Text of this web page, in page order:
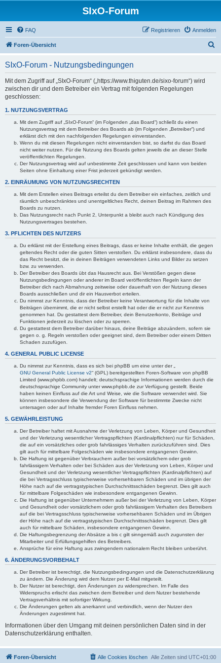
SIxO-Forum
FAQ Anmelden
Registrieren
Foren-Übersicht
SIxO-Forum - Nutzungsbedingungen
Mit dem Zugriff auf „SIxO-Forum“ („https://www.thiguten.de/sixo-forum“) wird
zwischen dir und dem Betreiber ein Vertrag mit folgenden Regelungen
geschlossen:
1. NUTZUNGSVERTRAG
Mit dem Zugriff auf „SIxO-Forum“ (im Folgenden „das Board“) schließt du einen
Nutzungsvertrag mit dem Betreiber des Boards ab (im Folgenden „Betreiber“) und
erklärst dich mit den nachfolgenden Regelungen einverstanden.
Wenn du mit diesen Regelungen nicht einverstanden bist, so darfst du das Board
nicht weiter nutzen. Für die Nutzung des Boards gelten jeweils die an dieser Stelle
veröffentlichten Regelungen.
Der Nutzungsvertrag wird auf unbestimmte Zeit geschlossen und kann von beiden
Seiten ohne Einhaltung einer Frist jederzeit gekündigt werden.
2. EINRÄUMUNG VON NUTZUNGSRECHTEN
Mit dem Erstellen eines Beitrags erteilst du dem Betreiber ein einfaches, zeitlich und
räumlich unbeschränktes und unentgeltliches Recht, deinen Beitrag im Rahmen des
Boards zu nutzen.
Das Nutzungsrecht nach Punkt 2, Unterpunkt a bleibt auch nach Kündigung des
Nutzungsvertrages bestehen.
3. PFLICHTEN DES NUTZERS
Du erklärst mit der Erstellung eines Beitrags, dass er keine Inhalte enthält, die gegen
geltendes Recht oder die guten Sitten verstoßen. Du erklärst insbesondere, dass du
das Recht besitzt, die in deinen Beiträgen verwendeten Links und Bilder zu setzen
bzw. zu verwenden.
Der Betreiber des Boards übt das Hausrecht aus. Bei Verstößen gegen diese
Nutzungsbedingungen oder anderer im Board veröffentlichten Regeln kann der
Betreiber dich nach Abmahnung zeitweise oder dauerhaft von der Nutzung dieses
Boards ausschließen und dir ein Hausverbot erteilen.
Du nimmst zur Kenntnis, dass der Betreiber keine Verantwortung für die Inhalte von
Beiträgen übernimmt, die er nicht selbst erstellt hat oder die er nicht zur Kenntnis
genommen hat. Du gestattest dem Betreiber, dein Benutzerkonto, Beiträge und
Funktionen jederzeit zu löschen oder zu sperren.
Du gestattest dem Betreiber darüber hinaus, deine Beiträge abzuändern, sofern sie
gegen o. g. Regeln verstoßen oder geeignet sind, dem Betreiber oder einem Dritten
Schaden zuzufügen.
4. GENERAL PUBLIC LICENSE
Du nimmst zur Kenntnis, dass es sich bei phpBB um eine unter der „
GNU General Public License v2“ (GPL) bereitgestellten Foren-Software von phpBB
Limited (www.phpbb.com) handelt; deutschsprachige Informationen werden durch die
deutschsprachige Community unter www.phpbb.de zur Verfügung gestellt. Beide
haben keinen Einfluss auf die Art und Weise, wie die Software verwendet wird. Sie
können insbesondere die Verwendung der Software für bestimmte Zwecke nicht
untersagen oder auf Inhalte fremder Foren Einfluss nehmen.
5. GEWÄHRLEISTUNG
Der Betreiber haftet mit Ausnahme der Verletzung von Leben, Körper und Gesundheit
und der Verletzung wesentlicher Vertragspflichten (Kardinalpflichten) nur für Schäden,
die auf ein vorsätzliches oder grob fahrlässiges Verhalten zurückzuführen sind. Dies
gilt auch für mittelbare Folgeschäden wie insbesondere entgangenen Gewinn.
Die Haftung ist gegenüber Verbrauchern außer bei vorsätzlichem oder grob
fahrlässigem Verhalten oder bei Schäden aus der Verletzung von Leben, Körper und
Gesundheit und der Verletzung wesentlicher Vertragspflichten (Kardinalpflichten) auf
die bei Vertragsschluss typischerweise vorhersehbaren Schäden und im übrigen der
Höhe nach auf die vertragstypischen Durchschnittsschäden begrenzt. Dies gilt auch
für mittelbare Folgeschäden wie insbesondere entgangenen Gewinn.
Die Haftung ist gegenüber Unternehmern außer bei der Verletzung von Leben, Körper
und Gesundheit oder vorsätzlichem oder grob fahrlässigem Verhalten des Betreibers
auf die bei Vertragsschluss typischerweise vorhersehbaren Schäden und im Übrigen
der Höhe nach auf die vertragstypischen Durchschnittsschäden begrenzt. Dies gilt
auch für mittelbare Schäden, insbesondere entgangenen Gewinn.
Die Haftungsbegrenzung der Absätze a bis c gilt sinngemäß auch zugunsten der
Mitarbeiter und Erfüllungsgehilfen des Betreibers.
Ansprüche für eine Haftung aus zwingendem nationalem Recht bleiben unberührt.
6. ÄNDERUNGSVORBEHALT
Der Betreiber ist berechtigt, die Nutzungsbedingungen und die Datenschutzerklärung
zu ändern. Die Änderung wird dem Nutzer per E-Mail mitgeteilt.
Der Nutzer ist berechtigt, den Änderungen zu widersprechen. Im Falle des
Widerspruchs erlischt das zwischen dem Betreiber und dem Nutzer bestehende
Vertragsverhältnis mit sofortiger Wirkung.
Die Änderungen gelten als anerkannt und verbindlich, wenn der Nutzer den
Änderungen zugestimmt hat.
Informationen über den Umgang mit deinen persönlichen Daten sind in der
Datenschutzerklärung enthalten.
Foren-Übersicht Alle Zeiten sind UTC+01:00
Alle Cookies löschen